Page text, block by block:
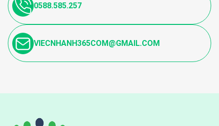
0588.585.257
VIECNHANH365COM@GMAIL.COM